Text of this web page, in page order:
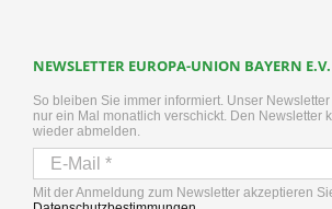
NEWSLETTER EUROPA-UNION BAYERN E.V.
So bleiben Sie immer informiert. Unser
nur ein Mal monatlich verschickt. Den Newsletter
wieder abmelden.
Mit der Anmeldung zum Newsletter akzeptieren